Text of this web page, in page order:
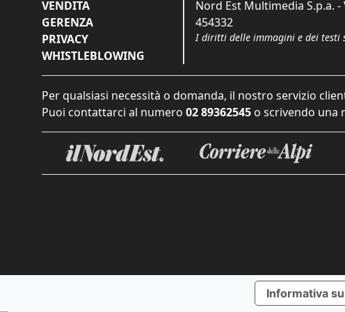
VENDITA
GERENZA
PRIVACY
WHISTLEBLOWING
Nord Est Multimedia S.p.a. -
454332
I diritti delle immagini e dei testi
Per qualsiasi necessità o domanda, il nostro servizio
Puoi contattarci al numero 02 89362545 o scrivendo una
Informativa